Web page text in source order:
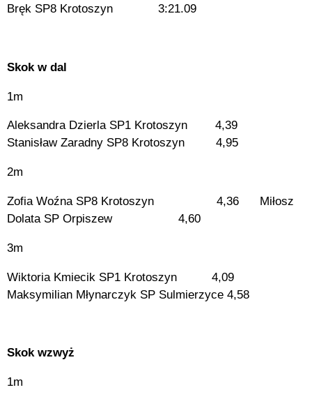
Bręk SP8 Krotoszyn 3:21.09
Skok w dal
1m
Aleksandra Dzierla SP1 Krotoszyn 4,39
Stanisław Zaradny SP8 Krotoszyn 4,95
2m
Zofia Woźna SP8 Krotoszyn 4,36 Miłosz
Dolata SP Orpiszew 4,60
3m
Wiktoria Kmiecik SP1 Krotoszyn 4,09
Maksymilian Młynarczyk SP Sulmierzyce 4,58
Skok wzwyż
1m